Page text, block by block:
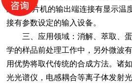
采样;单片机的输出端连接有显示温
接有参数设定的输入设备。
三、应用领域：消解、萃取、蛋
学的样品前处理工作中，另外微波
用优势将取代传统的合成方法。诸
光光谱仪，电感耦合等离子体发射